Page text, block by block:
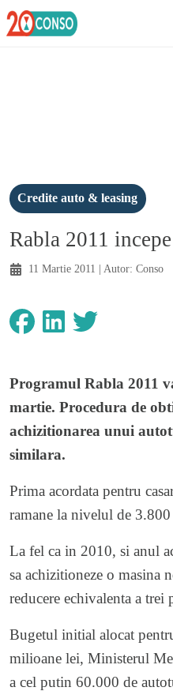
Credite auto & leasing
Rabla 2011
11 Martie 2011 | Autor: Conso
Programul Rabla 2011
martie. Procedura de
achizitionarea unui
similara.
Prima acordata pentru
ramane la nivelul de
La fel ca in 2010, si anul
sa achizitioneze o masina
reducere echivalenta a trei
Bugetul initial alocat
milioane lei, Ministerul
a cel putin 60.000 de